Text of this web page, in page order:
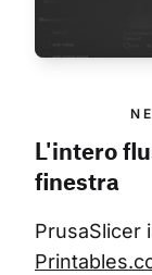
L'intero
finestra
PrusaSlicer